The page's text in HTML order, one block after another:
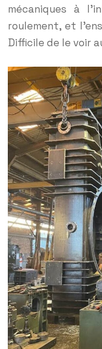
mécaniques à
roulement, et
Difficile de le voir